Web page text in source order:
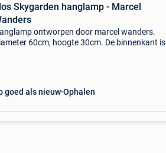
Skygarden hanglamp - Marcel
ontworpen door marcel wanders.
60cm, hoogte 30cm. De binnenkant is
goed als nieuw Ophalen